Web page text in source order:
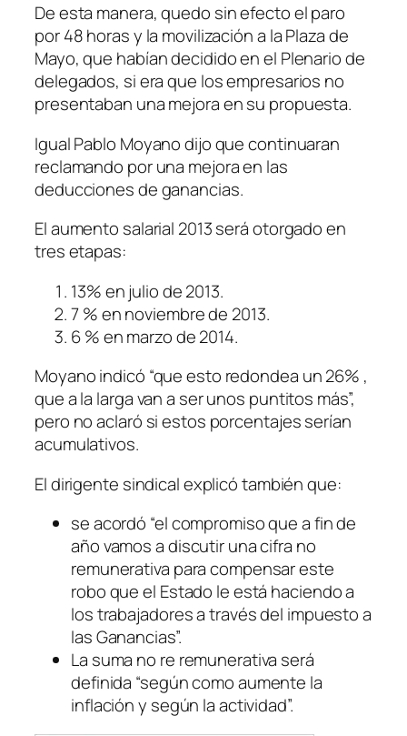
De esta manera, quedo sin efecto el paro
por 48 horas y la movilización a la Plaza de
Mayo, que habían decidido en el Plenario de
delegados, si era que los empresarios no
presentaban una mejora en su propuesta.
Igual Pablo Moyano dijo que continuaran
reclamando por una mejora en las
deducciones de ganancias.
El aumento salarial 2013 será otorgado en
tres etapas:
13% en julio de 2013.
7 % en noviembre de 2013.
6 % en marzo de 2014.
Moyano indicó “que esto redondea un 26% ,
que a la larga van a ser unos puntitos más”,
pero no aclaró si estos porcentajes serían
acumulativos.
El dirigente sindical explicó también que:
se acordó “el compromiso que a fin de
año vamos a discutir una cifra no
remunerativa para compensar este
robo que el Estado le está haciendo a
los trabajadores a través del impuesto a
las Ganancias”.
La suma no re remunerativa será
definida “según como aumente la
inflación y según la actividad”.